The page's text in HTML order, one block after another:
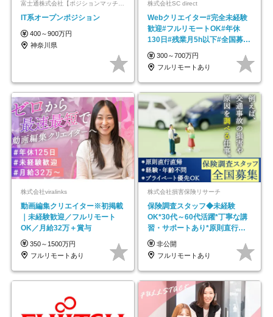
富士通株式会社【ポジションマッチ登録】
IT系オープンポジション
400～900万円
神奈川県
株式会社SC direct
Webクリエイター#完全未経験
歓迎#フルリモートOK#年休
130日#残業月5h以下#全国募集
#最大1年の研修
300～700万円
フルリモートあり
株式会社viralinks
動画編集クリエイター※初掲載
｜未経験歓迎／フルリモート
OK／月給32万＋賞与
350～1500万円
フルリモートあり
株式会社損害保険リサーチ
保険調査スタッフ◆未経験
OK*30代～60代活躍*丁寧な講
習・サポートあり*原則直行直
帰／全国募集・業務委託
非公開
フルリモートあり